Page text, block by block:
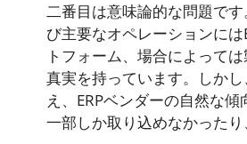
二番目は意味論的な問題で
び主要なオペレーションに
トフォーム、場合によって
真実を持っています。しか
え、ERPベンダーの自然な
一部しか取り込めなかったり